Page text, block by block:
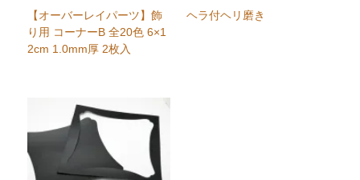
【オーバーレイパーツ】飾
り用 コーナーB 全20色 6×1
2cm 1.0mm厚 2枚入
ヘラ付ヘリ磨き